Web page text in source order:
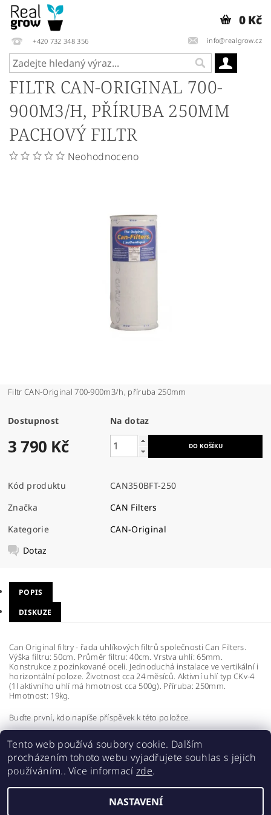
+420 732 348 356 info@realgrow.cz
0 Kč
FILTR CAN-ORIGINAL 700-
900M3/H, PŘÍRUBA 250MM
PACHOVÝ FILTR
Neohodnoceno
Filtr CAN-Original 700-900m3/h, příruba 250mm
Dostupnost Na dotaz
3 790 Kč
Kód produktu
CAN350BFT-250
Značka
CAN Filters
Kategorie
CAN-Original
Dotaz
POPIS
DISKUZE
Can Original filtry - řada uhlíkových filtrů společnosti Can Filters.
Výška filtru: 50cm. Průměr filtru: 40cm. Vrstva uhlí: 65mm.
Konstrukce z pozinkované oceli. Jednoduchá instalace ve vertikální i
horizontální poloze. Životnost cca 24 měsíců. Aktivní uhlí typ CKv-4
(1l aktivního uhlí má hmotnost cca 500g). Příruba: 250mm.
Hmotnost: 19kg.
Buďte první, kdo napíše příspěvek k této položce.
Přidat komentář
Tento web používá soubory cookie. Dalším
procházením tohoto webu vyjadřujete souhlas s jejich
používáním.. Více informací zde.
NASTAVENÍ